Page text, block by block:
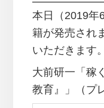
本日（2019年
籍が発売され
いただきます。
大前研一「稼
教育』」（プ